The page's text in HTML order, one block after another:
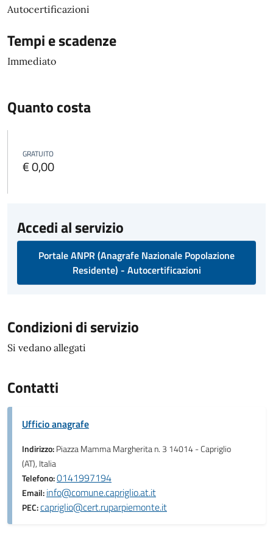
Autocertificazioni
Tempi e scadenze
Immediato
Quanto costa
GRATUITO
€ 0,00
Accedi al servizio
Portale ANPR (Anagrafe Nazionale Popolazione
Residente) - Autocertificazioni
Condizioni di servizio
Si vedano allegati
Contatti
Ufficio anagrafe
Indirizzo:Piazza Mamma Margherita n. 3 14014 - Capriglio
(AT), Italia
Telefono:0141997194
Email:info@comune.capriglio.at.it
PEC:capriglio@cert.ruparpiemonte.it